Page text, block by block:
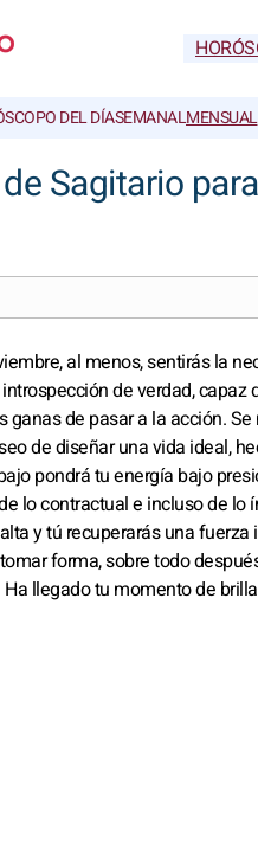
DEL DÍASEMANALMENSUAL
Sagitario
al menos, sentirás la
de verdad,
ganas de pasar a la acción.
de diseñar una vida ideal,
pondrá tu energía bajo
lo contractual e incluso de lo
y tú recuperarás una
forma, sobre todo
llegado tu momento de